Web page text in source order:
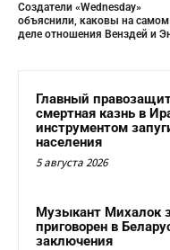
Создатели «Wednesday»
объяснили, каковы на самом
деле отношения Венздей и
Главный
смертная казнь в
инструментом
населения
5 августа 2026
Музыкант Михалок
приговорен в
заключения